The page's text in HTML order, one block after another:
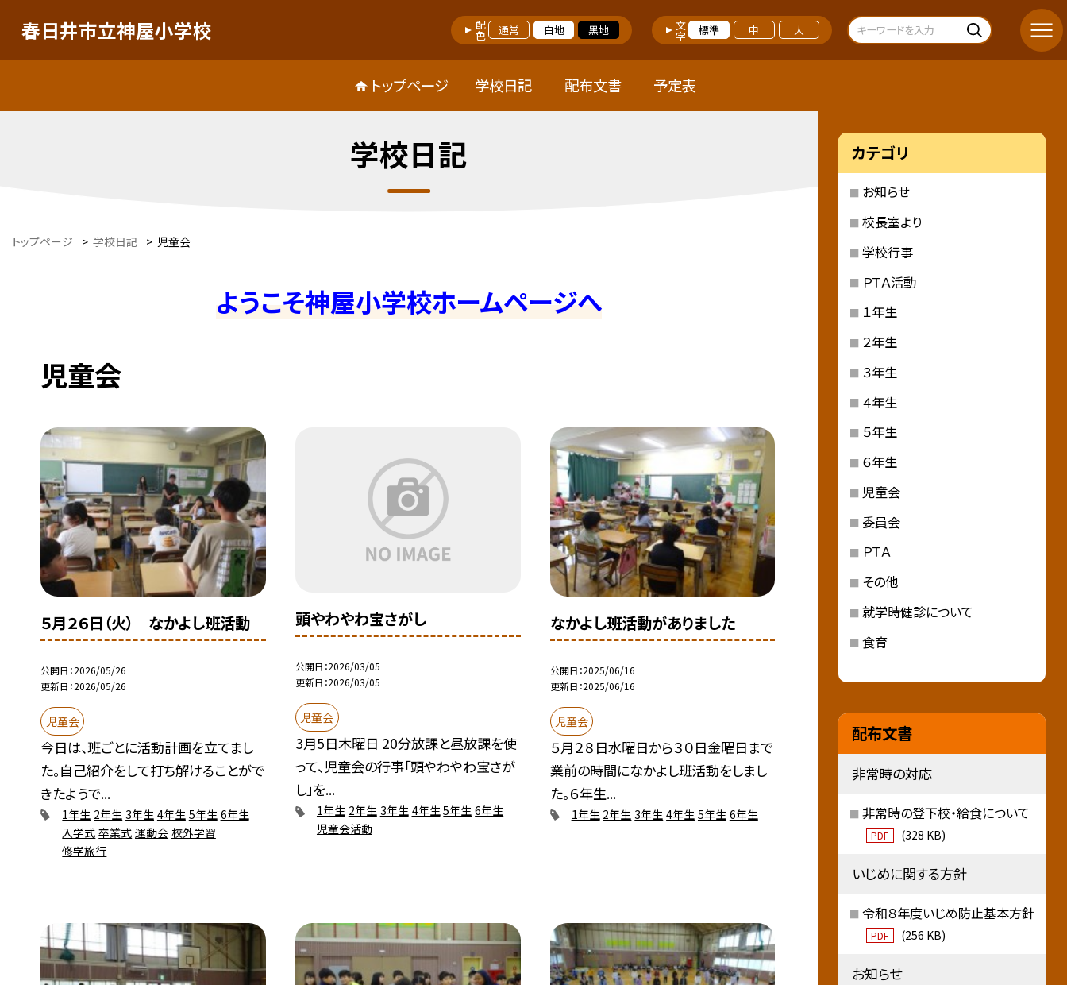
春日井市立神屋小学校 配色 通常 白地 黒地 文字 標準 中 大
トップページ 学校日記 配布文書 予定表
学校日記
トップページ > 学校日記 > 児童会
ようこそ神屋小学校ホームページへ
児童会
５月２６日（火） なかよし班活動
公開日 2026/05/26
更新日 2026/05/26
児童会
今日は、班ごとに活動計画を立てまし
た。自己紹介をして打ち解けることがで
きたようで...
1年生 2年生 3年生 4年生 5年生 6年生
入学式 卒業式 運動会 校外学習
修学旅行
頭やわやわ宝さがし
公開日 2026/03/05
更新日 2026/03/05
児童会
3月5日木曜日 20分放課と昼放課を使
って、児童会の行事「頭やわやわ宝さが
し」を...
1年生 2年生 3年生 4年生5年生 6年生
児童会活動
なかよし班活動がありました
公開日 2025/06/16
更新日 2025/06/16
児童会
５月２８日水曜日から３０日金曜日まで
業前の時間になかよし班活動をしまし
た。６年生...
1年生 2年生 3年生 4年生 5年生 6年生
カテゴリ
お知らせ
校長室より
学校行事
ＰＴＡ活動
１年生
２年生
３年生
４年生
５年生
６年生
児童会
委員会
ＰＴＡ
その他
就学時健診について
食育
配布文書
非常時の対応
非常時の登下校・給食について
PDF (328 KB)
いじめに関する方針
令和８年度いじめ防止基本方針
PDF (256 KB)
お知らせ